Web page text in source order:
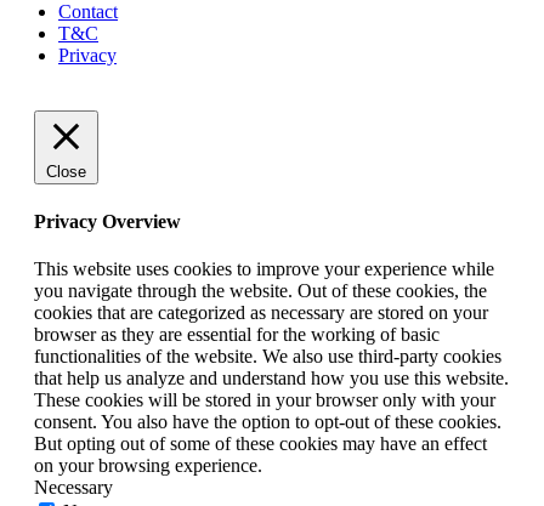
Contact
T&C
Privacy
Close
Privacy Overview
This website uses cookies to improve your experience while
you navigate through the website. Out of these cookies, the
cookies that are categorized as necessary are stored on your
browser as they are essential for the working of basic
functionalities of the website. We also use third-party cookies
that help us analyze and understand how you use this website.
These cookies will be stored in your browser only with your
consent. You also have the option to opt-out of these cookies.
But opting out of some of these cookies may have an effect
on your browsing experience.
Necessary